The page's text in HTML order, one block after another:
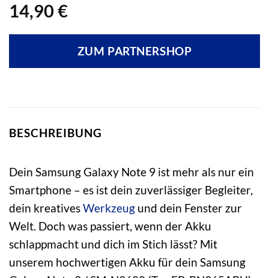
14,90 €
ZUM PARTNERSHOP
BESCHREIBUNG
Dein Samsung Galaxy Note 9 ist mehr als nur ein
Smartphone – es ist dein zuverlässiger Begleiter,
dein kreativesWerkzeug und dein Fenster zur
Welt. Doch was passiert, wenn der Akku
schlappmacht und dich im Stich lässt? Mit
unserem hochwertigen Akku für dein Samsung